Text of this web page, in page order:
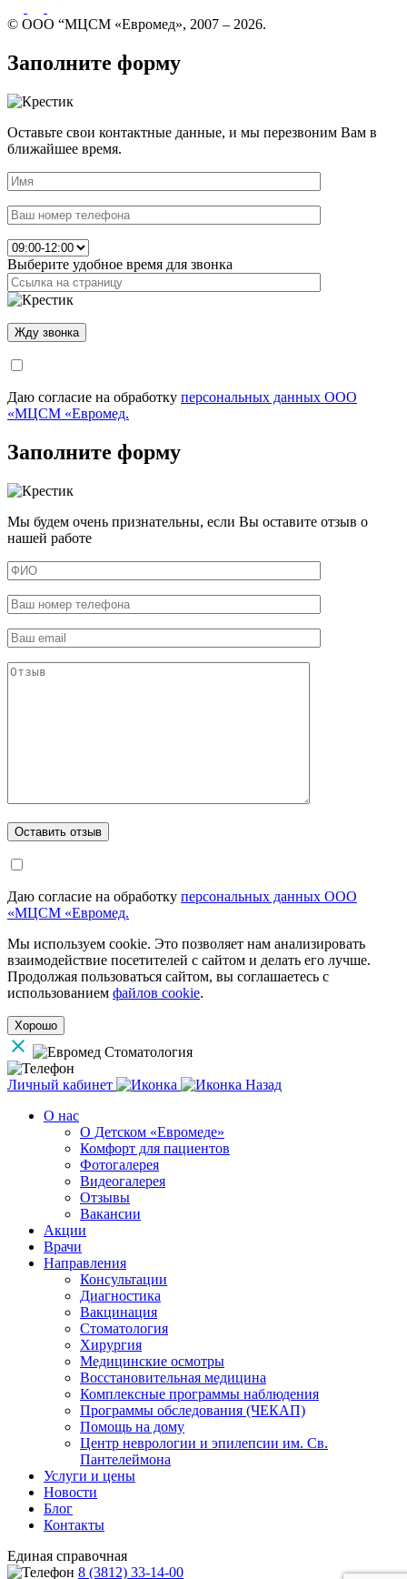
© ООО “МЦСМ «Евромед», 2007 – 2026.
Заполните форму
Оставьте свои контактные данные, и мы перезвоним Вам в
ближайшее время.
Выберите удобное время для звонка
Даю согласие на обработку персональных данных ООО
«МЦСМ «Евромед.
Заполните форму
Мы будем очень признательны, если Вы оставите отзыв о
нашей работе
Даю согласие на обработку персональных данных ООО
«МЦСМ «Евромед.
Мы используем cookie. Это позволяет нам анализировать
взаимодействие посетителей с сайтом и делать его лучше.
Продолжая пользоваться сайтом, вы соглашаетесь с
использованием файлов cookie.
Хорошо
Личный кабинет
Назад
О нас
О Детском «Евромеде»
Комфорт для пациентов
Фотогалерея
Видеогалерея
Отзывы
Вакансии
Акции
Врачи
Направления
Консультации
Диагностика
Вакцинация
Стоматология
Хирургия
Медицинские осмотры
Восстановительная медицина
Комплексные программы наблюдения
Программы обследования (ЧЕКАП)
Помощь на дому
Центр неврологии и эпилепсии им. Св.
Пантелеймона
Услуги и цены
Новости
Блог
Контакты
Единая справочная
8 (3812) 33-14-00